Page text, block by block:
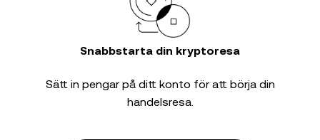
Snabbstarta din kryptoresa
Sätt in pengar på ditt konto för att börja din
handelsresa.